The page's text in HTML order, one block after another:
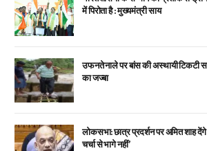
में पिरोता है : मुख्यमंत्री साय
उफनते नाले पर बांस की अस्थायी टिकटी
का जज्बा
लोकसभा: छात्र प्रदर्शन पर अमित शाह देंगे
चर्चा से भागे नहीं’